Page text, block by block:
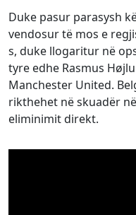
Duke pasur parasysh
vendosur të mos e
s, duke llogaritur në
tyre edhe Rasmus
Manchester United.
rikthehet në skuadër
eliminimit direkt.